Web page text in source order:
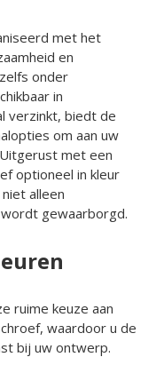
met het
en
onder
in
verzinkt, biedt de
om aan uw
met een
optioneel in kleur
alleen
gewaarborgd.
ruime keuze aan
waardoor u de
bij uw ontwerp.